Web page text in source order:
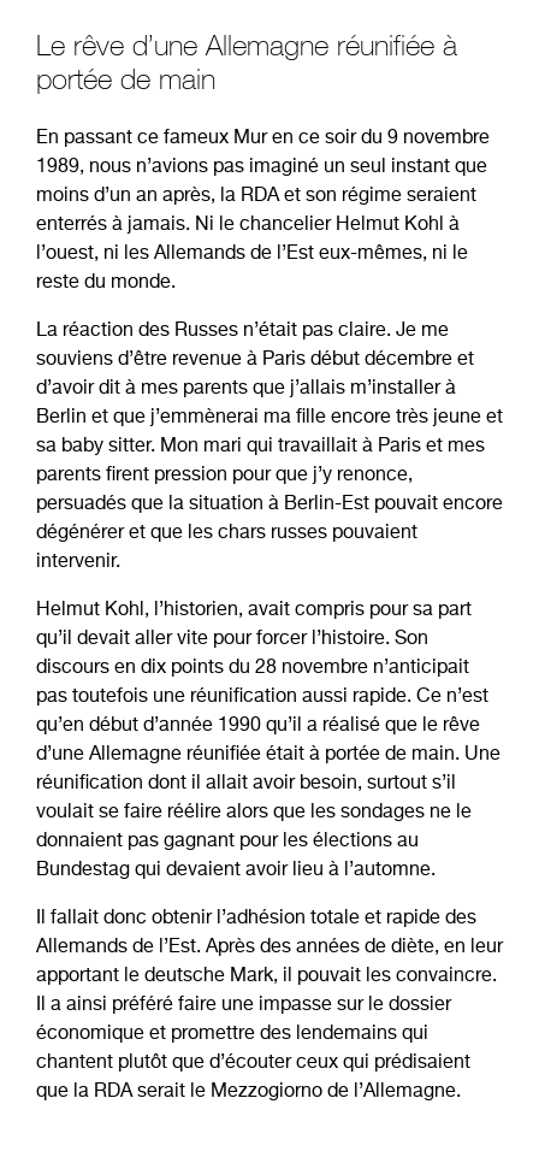
Le rêve d’une Allemagne réunifiée à
portée de main
En passant ce fameux Mur en ce soir du 9 novembre
1989, nous n’avions pas imaginé un seul instant que
moins d’un an après, la RDA et son régime seraient
enterrés à jamais. Ni le chancelier Helmut Kohl à
l’ouest, ni les Allemands de l’Est eux-mêmes, ni le
reste du monde.
La réaction des Russes n’était pas claire. Je me
souviens d’être revenue à Paris début décembre et
d’avoir dit à mes parents que j’allais m’installer à
Berlin et que j’emmènerai ma fille encore très jeune et
sa baby sitter. Mon mari qui travaillait à Paris et mes
parents firent pression pour que j’y renonce,
persuadés que la situation à Berlin-Est pouvait encore
dégénérer et que les chars russes pouvaient
intervenir.
Helmut Kohl, l’historien, avait compris pour sa part
qu’il devait aller vite pour forcer l’histoire. Son
discours en dix points du 28 novembre n’anticipait
pas toutefois une réunification aussi rapide. Ce n’est
qu’en début d’année 1990 qu’il a réalisé que le rêve
d’une Allemagne réunifiée était à portée de main. Une
réunification dont il allait avoir besoin, surtout s’il
voulait se faire réélire alors que les sondages ne le
donnaient pas gagnant pour les élections au
Bundestag qui devaient avoir lieu à l’automne.
Il fallait donc obtenir l’adhésion totale et rapide des
Allemands de l’Est. Après des années de diète, en leur
apportant le deutsche Mark, il pouvait les convaincre.
Il a ainsi préféré faire une impasse sur le dossier
économique et promettre des lendemains qui
chantent plutôt que d’écouter ceux qui prédisaient
que la RDA serait le Mezzogiorno de l’Allemagne.